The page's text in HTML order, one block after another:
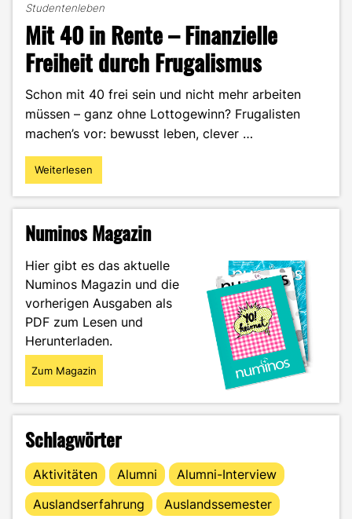
Studium"
Studentenleben
Mit 40 in Rente – Finanzielle
Freiheit durch Frugalismus
Schon mit 40 frei sein und nicht mehr arbeiten
müssen – ganz ohne Lottogewinn? Frugalisten
machen’s vor: bewusst leben, clever …
"Mit
40
–
Freiheit
durch
Frugalismus"
Weiterlesen
Numinos Magazin
Hier gibt es das aktuelle
Numinos Magazin und die
vorherigen Ausgaben als
PDF zum Lesen und
Herunterladen.
Zum Magazin
Schlagwörter
Aktivitäten Alumni
Alumni-Interview
Auslandserfahrung
Auslandssemester